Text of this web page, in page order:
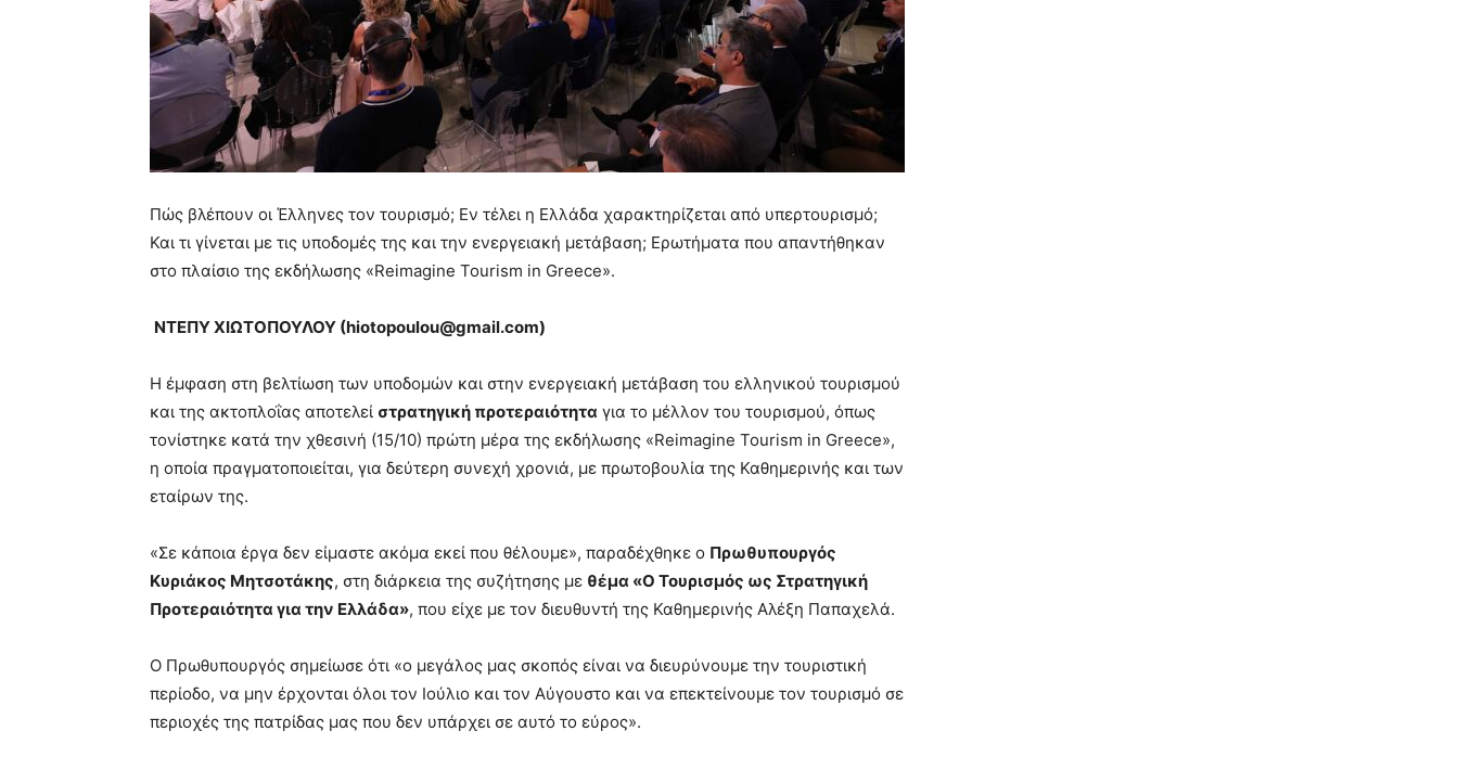
Πώς βλέπουν οι Έλληνες τον τουρισμό; Εν τέλει η Ελλάδα χαρακτηρίζεται από υπερτουρισμό;
Και τι γίνεται με τις υποδομές της και την ενεργειακή μετάβαση; Ερωτήματα που απαντήθηκαν
στο πλαίσιο της εκδήλωσης «Reimagine Tourism in Greece».
ΝΤΕΠΥ ΧΙΩΤΟΠΟΥΛΟΥ (hiotopoulou@gmail.com)
Η έμφαση στη βελτίωση των υποδομών και στην ενεργειακή μετάβαση του ελληνικού τουρισμού
και της ακτοπλοΐας αποτελεί στρατηγική προτεραιότητα για το μέλλον του τουρισμού, όπως
τονίστηκε κατά την χθεσινή (15/10) πρώτη μέρα της εκδήλωσης «Reimagine Tourism in Greece»,
η οποία πραγματοποιείται, για δεύτερη συνεχή χρονιά, με πρωτοβουλία της Καθημερινής και των
εταίρων της.
«Σε κάποια έργα δεν είμαστε ακόμα εκεί που θέλουμε», παραδέχθηκε ο Πρωθυπουργός
Κυριάκος Μητσοτάκης, στη διάρκεια της συζήτησης με θέμα «Ο Τουρισμός ως Στρατηγική
Προτεραιότητα για την Ελλάδα», που είχε με τον διευθυντή της Καθημερινής Αλέξη Παπαχελά.
Ο Πρωθυπουργός σημείωσε ότι «ο μεγάλος μας σκοπός είναι να διευρύνουμε την τουριστική
περίοδο, να μην έρχονται όλοι τον Ιούλιο και τον Αύγουστο και να επεκτείνουμε τον τουρισμό σε
περιοχές της πατρίδας μας που δεν υπάρχει σε αυτό το εύρος».